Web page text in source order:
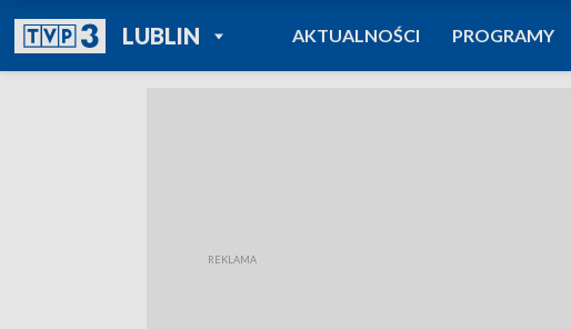
LUBLINPOWRÓT DO
TVP REGIONY
AKTUALNOŚCI PROGRAMY